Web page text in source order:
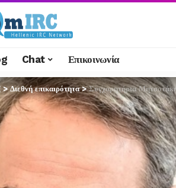
Chat Επικοινωνία
>Διεθνή επικαιρότητα>Συγχαρητήρια